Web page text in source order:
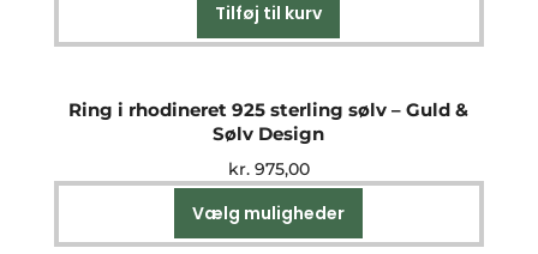
Tilføj til kurv
Ring i rhodineret 925 sterling sølv – Guld &
Sølv Design
kr.975,00
Vælg muligheder
vare